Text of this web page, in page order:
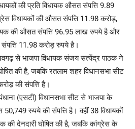
की प्रति विधायक औसत संपत्ति 9.89
विधायकों की औसत संपत्ति 11.98 करोड़,
की औसत संपत्ति 96.95 लाख रुपये है और
संपत्ति 11.98 करोड़ रुपये है।
से भाजपा विधायक संजय सत्येंद्र पाठक ने
की है, जबकि रतलाम शहर विधानसभा सीट
की संपत्ति है।
पंधाना (एसटी) विधानसभा सीट से भाजपा के
50,749 रुपये की संपत्ति है। वहीं 38 विधायकों
देनदारी घोषित की है, जबकि कांग्रेस के